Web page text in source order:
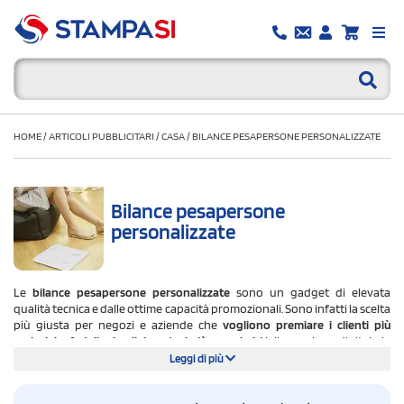
HOME/ARTICOLI PUBBLICITARI /CASA/BILANCE PESAPERSONE PERSONALIZZATE
Bilance pesapersone
personalizzate
Le bilance pesapersone personalizzate sono un gadget di elevata
qualità tecnica e dalle ottime capacità promozionali. Sono infatti la scelta
più giusta per negozi e aziende che vogliono premiare i clienti più
esclusivi e fedeli o i collaboratori più prossimi. Nella versione digitale la
bilancia pesapersone personalizzata è multifunzionale e raccoglie una
Leggi di più